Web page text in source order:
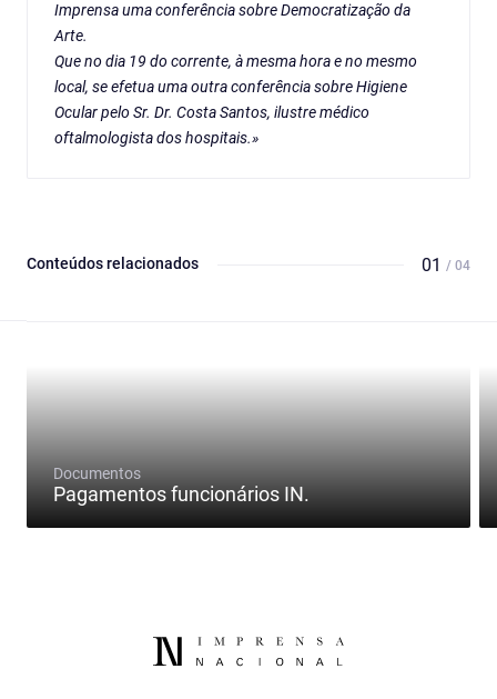
Imprensa uma conferência sobre Democratização da
Arte.
Que no dia 19 do corrente, à mesma hora e no mesmo
local, se efetua uma outra conferência sobre Higiene
Ocular pelo Sr. Dr. Costa Santos, ilustre médico
oftalmologista dos hospitais.»
Conteúdos relacionados 01 / 04
Documentos
Pagamentos funcionários IN.